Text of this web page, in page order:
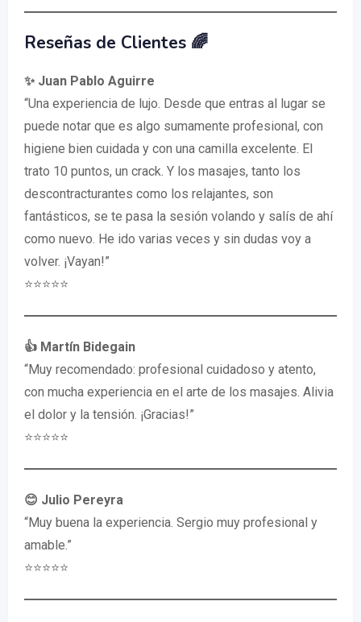
Reseñas de Clientes 🌈
✨ Juan Pablo Aguirre
“Una experiencia de lujo. Desde que entras al lugar se
puede notar que es algo sumamente profesional, con
higiene bien cuidada y con una camilla excelente. El
trato 10 puntos, un crack. Y los masajes, tanto los
descontracturantes como los relajantes, son
fantásticos, se te pasa la sesión volando y salís de ahí
como nuevo. He ido varias veces y sin dudas voy a
volver. ¡Vayan!”
⭐️⭐️⭐️⭐️⭐️
👍 Martín Bidegain
“Muy recomendado: profesional cuidadoso y atento,
con mucha experiencia en el arte de los masajes. Alivia
el dolor y la tensión. ¡Gracias!”
⭐️⭐️⭐️⭐️⭐️
😊 Julio Pereyra
“Muy buena la experiencia. Sergio muy profesional y
amable.”
⭐️⭐️⭐️⭐️⭐️